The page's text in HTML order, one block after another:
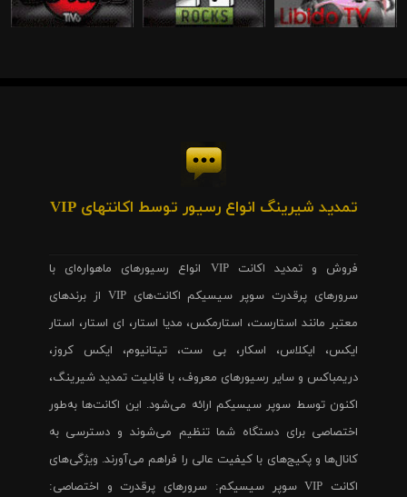
تمدید شیرینگ انواع رسیور توسط اکانتهای VIP
فروش و تمدید اکانت VIP انواع رسیورهای ماهواره‌ای با
سرورهای پرقدرت سوپر سیسیکم اکانت‌های VIP از برندهای
معتبر مانند استارست، استارمکس، مدیا استار، ای استار، استار
ایکس، ایکلاس، اسکار، بی ست، تیتانیوم، ایکس کروز،
دریمباکس و سایر رسیورهای معروف، با قابلیت تمدید شیرینگ،
اکنون توسط سوپر سیسیکم ارائه می‌شود. این اکانت‌ها به‌طور
اختصاصی برای دستگاه شما تنظیم می‌شوند و دسترسی به
کانال‌ها و پکیج‌های با کیفیت عالی را فراهم می‌آورند. ویژگی‌های
اکانت VIP سوپر سیسیکم: سرورهای پرقدرت و اختصاصی: